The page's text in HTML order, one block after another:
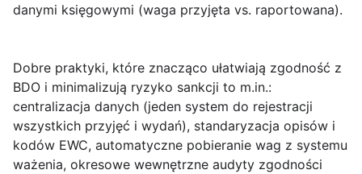
danymi księgowymi (waga przyjęta vs. raportowana).
Dobre praktyki, które znacząco ułatwiają zgodność z
BDO i minimalizują ryzyko sankcji to m.in.:
centralizacja danych (jeden system do rejestracji
wszystkich przyjęć i wydań), standaryzacja opisów i
kodów EWC, automatyczne pobieranie wag z systemu
ważenia, okresowe wewnętrzne audyty zgodności